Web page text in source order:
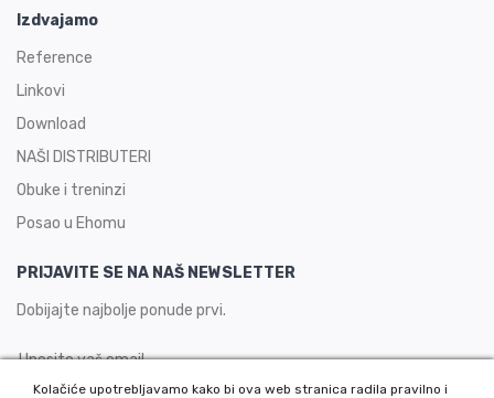
Izdvajamo
Reference
Linkovi
Download
NAŠI DISTRIBUTERI
Obuke i treninzi
Posao u Ehomu
PRIJAVITE SE NA NAŠ NEWSLETTER
Dobijajte najbolje ponude prvi.
Kolačiće upotrebljavamo kako bi ova web stranica radila pravilno i